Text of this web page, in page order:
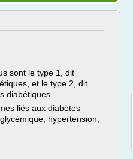
sont le type 1, dit
et le type 2, dit
liés aux diabètes
hypertension,